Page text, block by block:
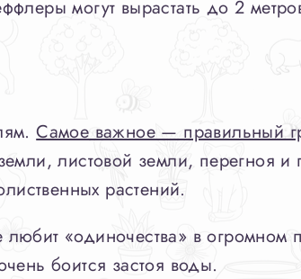
могут вырастать до 2
Самое важное — правильный
листовой земли, перегноя и
растений.
«одиночества» в огромном
боится застоя воды.